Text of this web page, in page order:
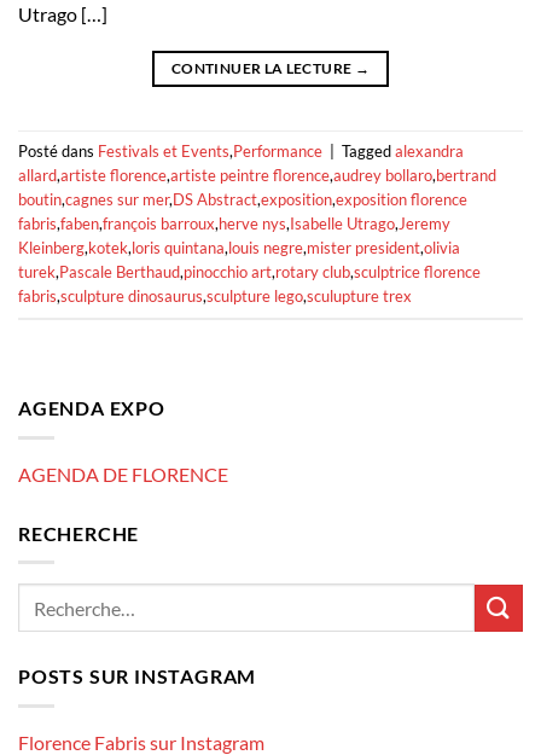
Utrago […]
CONTINUER LA LECTURE →
Posté dans Festivals et Events,Performance Taggedalexandra
allard,artiste florence,artiste peintre florence,audrey bollaro,bertrand
boutin,cagnes sur mer,DS Abstract,exposition,exposition florence
fabris,faben,françois barroux,herve nys,Isabelle Utrago,Jeremy
Kleinberg,kotek,loris quintana,louis negre,mister president,olivia
turek,Pascale Berthaud,pinocchio art,rotary club,sculptrice florence
fabris,sculpture dinosaurus,sculpture lego,sculupture trex
AGENDA EXPO
AGENDA DE FLORENCE
RECHERCHE
POSTS SUR INSTAGRAM
Florence Fabris sur Instagram